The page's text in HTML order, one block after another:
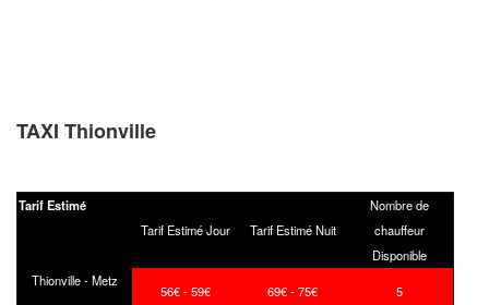
TAXI Thionville
Tarif Estimé
Tarif Estimé Jour
Tarif Estimé Nuit
Nombre de
chauffeur
Disponible
Thionville - Metz
56€ - 59€ 69€ - 75€ 5